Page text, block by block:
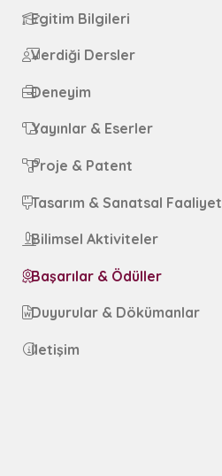
Egitim Bilgileri
Verdiği Dersler
Deneyim
Yayınlar & Eserler
Proje & Patent
Tasarım & Sanatsal Faaliyet
Bilimsel Aktiviteler
Başarılar & Ödüller
Duyurular & Dökümanlar
İletişim